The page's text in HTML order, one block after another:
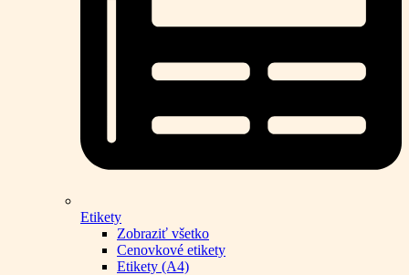
Etikety
Zobraziť všetko
Cenovkové etikety
Etikety (A4)